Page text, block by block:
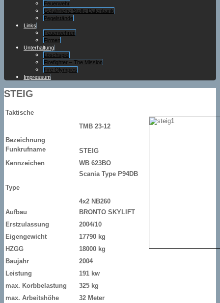
Feuerwehr
Gefährliche Stoffe Datenbank
Pegelstände
Links
Feuerwehren
Firmen
Unterhaltung
Löschspiel
Firefighter – The Mission
Fire Olympics
Impressum
STEIG
Taktische
Bezeichnung
TMB 23-12
Funkrufname
STEIG
Kennzeichen
WB 623BO
Type
Scania Type P94DB
4x2 NB260
Aufbau
BRONTO SKYLIFT
Erstzulassung
2004/10
Eigengewicht
17790 kg
HZGG
18000 kg
Baujahr
2004
Leistung
191 kw
max. Korbbelastung
325 kg
max. Arbeitshöhe
32 Meter